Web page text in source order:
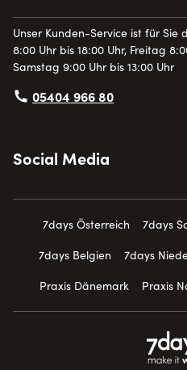
Unser Kunden-Service ist für
8:00 Uhr bis 18:00 Uhr, Freitag
Samstag 9:00 Uhr bis 13:00 Uhr
05404 966 80
Social Media
7days Österreich 7days
7days Belgien
7days
Praxis Dänemark
Praxis